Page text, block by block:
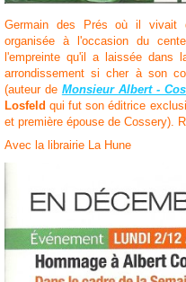
Germain des Prés où il vivait
organisée à l'occasion du
l'empreinte qu'il a laissée dans
arrondissement si cher à son
(auteur de Monsieur Albert -
Losfeld qui fut son éditrice
et première épouse de Cossery).
Avec la librairie La Hune